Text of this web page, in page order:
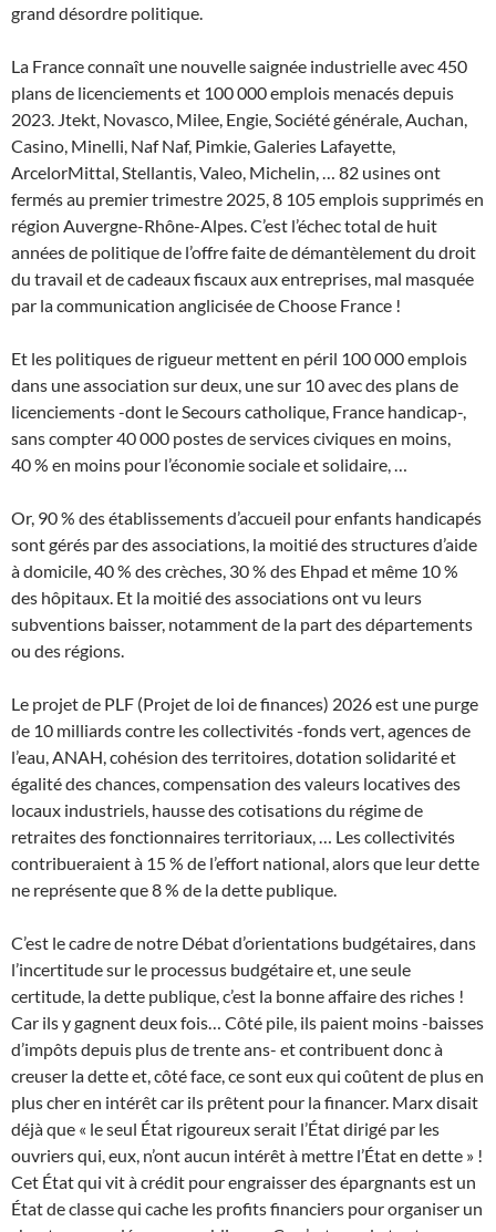
grand désordre politique.
La France connaît une nouvelle saignée industrielle avec 450
plans de licenciements et 100 000 emplois menacés depuis
2023. Jtekt, Novasco, Milee, Engie, Société générale, Auchan,
Casino, Minelli, Naf Naf, Pimkie, Galeries Lafayette,
ArcelorMittal, Stellantis, Valeo, Michelin, … 82 usines ont
fermés au premier trimestre 2025, 8 105 emplois supprimés en
région Auvergne-Rhône-Alpes. C’est l’échec total de huit
années de politique de l’offre faite de démantèlement du droit
du travail et de cadeaux fiscaux aux entreprises, mal masquée
par la communication anglicisée de Choose France !
Et les politiques de rigueur mettent en péril 100 000 emplois
dans une association sur deux, une sur 10 avec des plans de
licenciements -dont le Secours catholique, France handicap-,
sans compter 40 000 postes de services civiques en moins,
40 % en moins pour l’économie sociale et solidaire, …
Or, 90 % des établissements d’accueil pour enfants handicapés
sont gérés par des associations, la moitié des structures d’aide
à domicile, 40 % des crèches, 30 % des Ehpad et même 10 %
des hôpitaux. Et la moitié des associations ont vu leurs
subventions baisser, notamment de la part des départements
ou des régions.
Le projet de PLF (Projet de loi de finances) 2026 est une purge
de 10 milliards contre les collectivités -fonds vert, agences de
l’eau, ANAH, cohésion des territoires, dotation solidarité et
égalité des chances, compensation des valeurs locatives des
locaux industriels, hausse des cotisations du régime de
retraites des fonctionnaires territoriaux, … Les collectivités
contribueraient à 15 % de l’effort national, alors que leur dette
ne représente que 8 % de la dette publique.
C’est le cadre de notre Débat d’orientations budgétaires, dans
l’incertitude sur le processus budgétaire et, une seule
certitude, la dette publique, c’est la bonne affaire des riches !
Car ils y gagnent deux fois… Côté pile, ils paient moins -baisses
d’impôts depuis plus de trente ans- et contribuent donc à
creuser la dette et, côté face, ce sont eux qui coûtent de plus en
plus cher en intérêt car ils prêtent pour la financer. Marx disait
déjà que « le seul État rigoureux serait l’État dirigé par les
ouvriers qui, eux, n’ont aucun intérêt à mettre l’État en dette » !
Cet État qui vit à crédit pour engraisser des épargnants est un
État de classe qui cache les profits financiers pour organiser un